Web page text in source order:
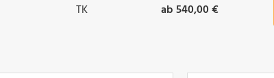
TK ab 540,00 €